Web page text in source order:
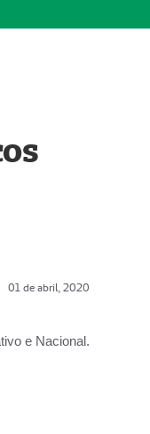
01 de abril, 2020
e Nacional.